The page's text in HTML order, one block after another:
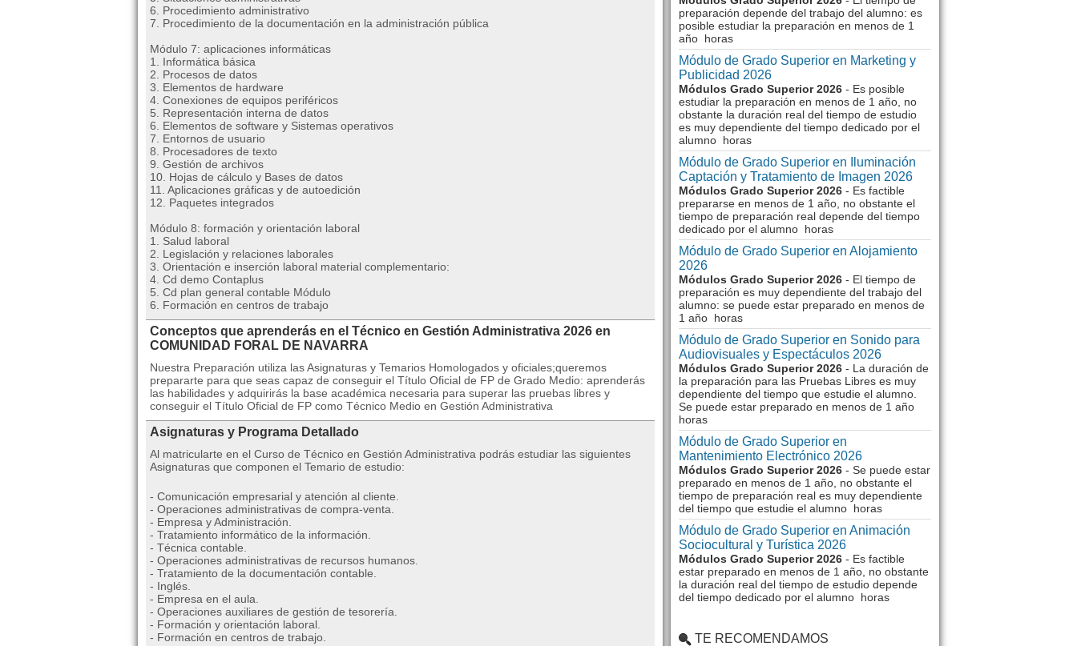
6. Procedimiento administrativo
7. Procedimiento de la documentación en la administración pública
Módulo 7: aplicaciones informáticas
1. Informática básica
2. Procesos de datos
3. Elementos de hardware
4. Conexiones de equipos periféricos
5. Representación interna de datos
6. Elementos de software y Sistemas operativos
7. Entornos de usuario
8. Procesadores de texto
9. Gestión de archivos
10. Hojas de cálculo y Bases de datos
11. Aplicaciones gráficas y de autoedición
12. Paquetes integrados
Módulo 8: formación y orientación laboral
1. Salud laboral
2. Legislación y relaciones laborales
3. Orientación e inserción laboral material complementario:
4. Cd demo Contaplus
5. Cd plan general contable Módulo
6. Formación en centros de trabajo
Conceptos que aprenderás en el Técnico en Gestión Administrativa 2026 en
COMUNIDAD FORAL DE NAVARRA
Nuestra Preparación utiliza las Asignaturas y Temarios Homologados y oficiales;queremos
prepararte para que seas capaz de conseguir el Título Oficial de FP de Grado Medio: aprenderás
las habilidades y adquirirás la base académica necesaria para superar las pruebas libres y
conseguir el Título Oficial de FP como Técnico Medio en Gestión Administrativa
Asignaturas y Programa Detallado
Al matricularte en el Curso de Técnico en Gestión Administrativa podrás estudiar las siguientes
Asignaturas que componen el Temario de estudio:
- Comunicación empresarial y atención al cliente.
- Operaciones administrativas de compra-venta.
- Empresa y Administración.
- Tratamiento informático de la información.
- Técnica contable.
- Operaciones administrativas de recursos humanos.
- Tratamiento de la documentación contable.
- Inglés.
- Empresa en el aula.
- Operaciones auxiliares de gestión de tesorería.
- Formación y orientación laboral.
- Formación en centros de trabajo.
preparación depende del trabajo del alumno: es
posible estudiar la preparación en menos de 1
año horas
Módulo de Grado Superior en Marketing y
Publicidad 2026
Módulos Grado Superior 2026 - Es posible
estudiar la preparación en menos de 1 año, no
obstante la duración real del tiempo de estudio
es muy dependiente del tiempo dedicado por el
alumno horas
Módulo de Grado Superior en Iluminación
Captación y Tratamiento de Imagen 2026
Módulos Grado Superior 2026 - Es factible
prepararse en menos de 1 año, no obstante el
tiempo de preparación real depende del tiempo
dedicado por el alumno horas
Módulo de Grado Superior en Alojamiento
2026
Módulos Grado Superior 2026 - El tiempo de
preparación es muy dependiente del trabajo del
alumno: se puede estar preparado en menos de
1 año horas
Módulo de Grado Superior en Sonido para
Audiovisuales y Espectáculos 2026
Módulos Grado Superior 2026 - La duración de
la preparación para las Pruebas Libres es muy
dependiente del tiempo que estudie el alumno.
Se puede estar preparado en menos de 1 año
horas
Módulo de Grado Superior en
Mantenimiento Electrónico 2026
Módulos Grado Superior 2026 - Se puede estar
preparado en menos de 1 año, no obstante el
tiempo de preparación real es muy dependiente
del tiempo que estudie el alumno horas
Módulo de Grado Superior en Animación
Sociocultural y Turística 2026
Módulos Grado Superior 2026 - Es factible
estar preparado en menos de 1 año, no obstante
la duración real del tiempo de estudio depende
del tiempo dedicado por el alumno horas
TE RECOMENDAMOS